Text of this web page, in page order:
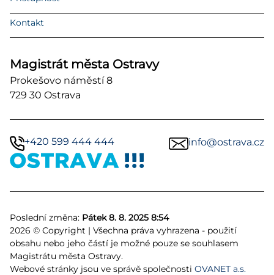
Kontakt
Magistrát města Ostravy
Prokešovo náměstí 8
729 30 Ostrava
+420 599 444 444 info@ostrava.cz
Poslední změna: Pátek 8. 8. 2025 8:54
2026 © Copyright | Všechna práva vyhrazena - použití
obsahu nebo jeho částí je možné pouze se souhlasem
Magistrátu města Ostravy.
Webové stránky jsou ve správě společnosti OVANET a.s.